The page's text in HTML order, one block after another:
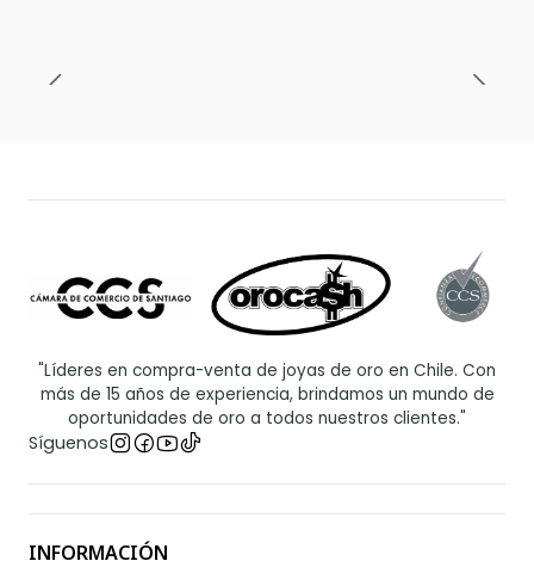
"Líderes en compra-venta de joyas de oro en Chile. Con
más de 15 años de experiencia, brindamos un mundo de
oportunidades de oro a todos nuestros clientes."
Síguenos
INFORMACIÓN